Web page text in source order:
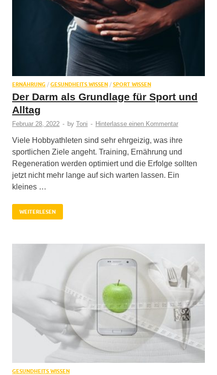
ERNÄHRUNG / GESUNDHEITS WISSEN / SPORT WISSEN
Der Darm als Grundlage für Sport und
Alltag
Februar 28, 2022 - by Toni - Hinterlasse einen Kommentar
Viele Hobbyathleten sind sehr ehrgeizig, was ihre
sportlichen Ziele angeht. Training, Ernährung und
Regeneration werden optimiert und die Erfolge sollten
jetzt nicht mehr lange auf sich warten lassen. Ein
kleines …
WEITERLESEN
GESUNDHEITS WISSEN